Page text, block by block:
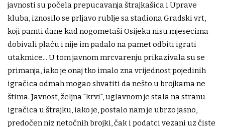
javnosti su počela prepucavanja štrajkašica i Uprave
kluba, iznosilo se prljavo rublje sa stadiona Gradski vrt,
koji pamti dane kad nogometaši Osijeka nisu mjesecima
dobivali plaću i nije im padalo na pamet odbiti igrati
utakmice... U tom javnom mrcvarenju prikazivala su se
primanja, iako je onaj tko imalo zna vrijednost pojedinih
igračica odmah mogao shvatiti da nešto u brojkama ne
štima. Javnost, željna "krvi", uglavnom je stala na stranu
igračica u štrajku, iako je, postalo nam je ubrzo jasno,
predočen niz netočnih brojki, čak i podatci vezani uz čiste